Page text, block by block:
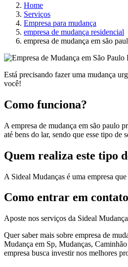
Home
Serviços
Empresa para mudança
empresa de mudança residencial
empresa de mudança em são
Está precisando fazer uma mudança
você!
Como funciona?
A empresa de mudança em são paulo
até bens do lar, sendo que esse tipo de
Quem realiza este tipo
A Sideal Mudanças é uma empresa
Como entrar em
Aposte nos serviços da Sideal
Quer saber mais sobre empresa de
Mudança em Sp, Mudanças,
empresa busca investir nos melhores